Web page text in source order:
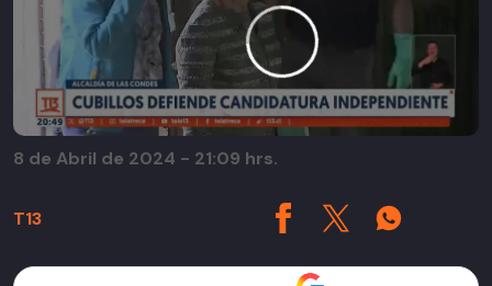
T13
8 de Abril de 2024 - 21:09 hrs.